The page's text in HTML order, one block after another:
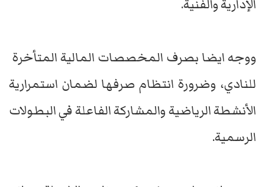
الإدارية والفنية.
ووجه ايضا بصرف المخصصات المالية المتأخرة
للنادي، وضرورة انتظام صرفها لضمان استمرارية
الأنشطة الرياضية والمشاركة الفاعلة في البطولات
الرسمية.